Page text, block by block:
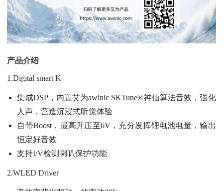
产品介绍
1.Digital smart K
集成DSP，内置艾为awinic SKTune®神仙算法音效，强化
人声，营造沉浸式听觉体验
自带Boost，最高升压至6V，充分发挥锂电池电量，输出
恒定好音效
支持I/V检测喇叭保护功能
2.WLED Driver